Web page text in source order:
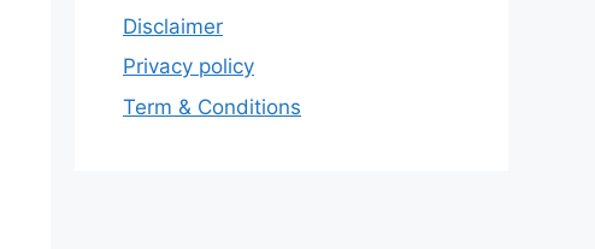
Disclaimer
Privacy policy
Term & Conditions